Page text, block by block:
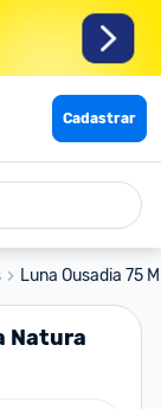
Cadastrar
Luna Ousadia 75
Natura